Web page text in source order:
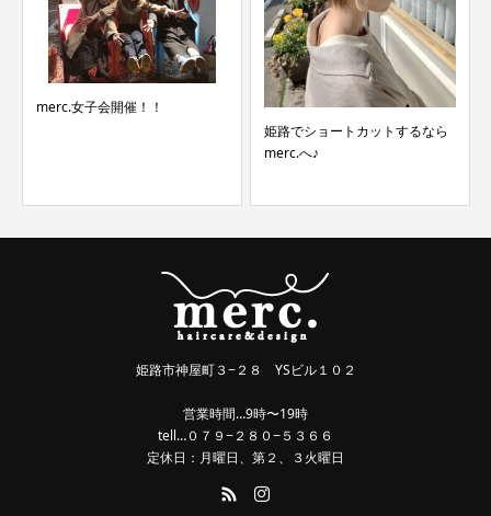
merc.女子会開催！！
姫路でショートカットするなら
merc.へ♪
姫路市神屋町３−２８ YSビル１０２
営業時間…9時〜19時
tell…０７９−２８０−５３６６
定休日：月曜日、第２、３火曜日